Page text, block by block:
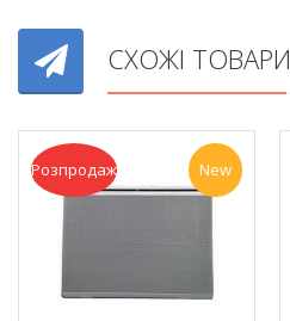
СХОЖІ ТОВАРИ
Розпродаж New